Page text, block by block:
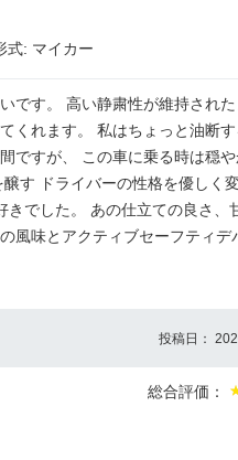
式: マイカー
です。 高い静粛性が維持され
くれます。 私はちょっと油断
ですが、 この車に乗る時は穏
す ドライバーの性格を優しく
でした。 あの仕立ての良さ、
風味とアクティブセーフティデ
投稿日：
総合評価：